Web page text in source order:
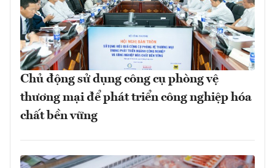
Chủ động sử dụng công cụ phòng vệ
thương mại để phát triển công nghiệp hóa
chất bền vững